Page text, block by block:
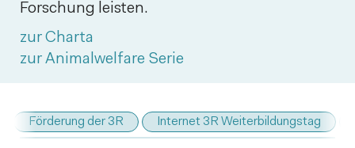
Forschung leisten.
zur Charta
zur Animalwelfare Serie
Förderung der 3R Internet 3R Weiterbildungstag